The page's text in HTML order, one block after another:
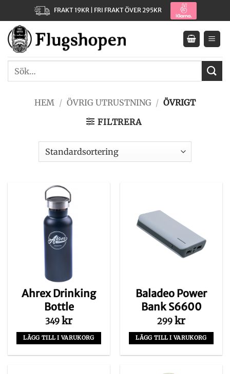
to
content
FRAKT 19KR | FRI FRAKT ÖVER 295KR
HEM / ÖVRIG UTRUSTNING / ÖVRIGT
FILTRERA
Ahrex Drinking
Bottle
349 kr
LÄGG TILL I VARUKORG
Baladeo Power
Bank S6600
299 kr
LÄGG TILL I VARUKORG